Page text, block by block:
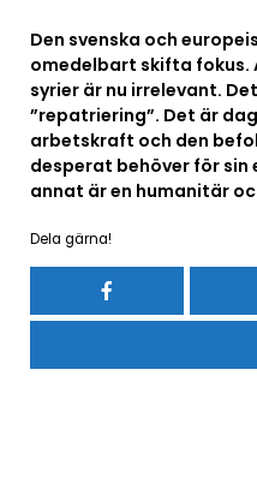
Den svenska och
omedelbart skifta fokus.
syrier är nu irrelevant.
”repatriering”. Det är
arbetskraft och den
desperat behöver för
annat är en humanitär
Dela gärna!